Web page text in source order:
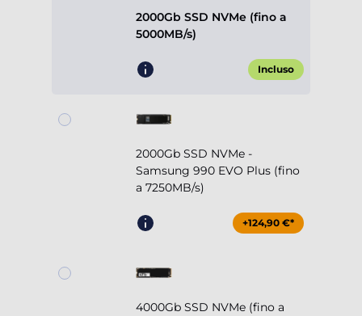
2000Gb SSD NVMe (fino a
5000MB/s)
Incluso
2000Gb SSD NVMe -
Samsung 990 EVO Plus (fino
a 7250MB/s)
+124,90 €*
4000Gb SSD NVMe (fino a